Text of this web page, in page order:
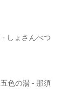
しょさんべつ
色の湯 - 那須